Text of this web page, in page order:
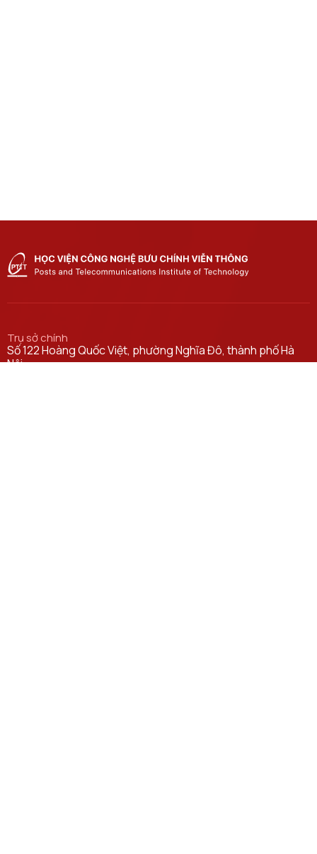
Trụ sở chính
Số 122 Hoàng Quốc Việt, phường Nghĩa Đô, thành phố Hà
Nội.